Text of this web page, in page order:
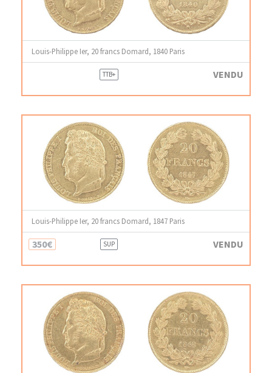
Louis-Philippe Ier, 20 francs Domard, 1840 Paris
TTB+ VENDU
Louis-Philippe Ier, 20 francs Domard, 1847 Paris
350€ SUP VENDU